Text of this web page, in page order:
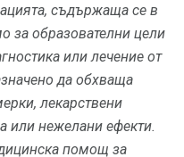
съдържаща се в
за образователни цели
или лечение от
да обхваща
лекарствени
или нежелани ефекти.
помощ за